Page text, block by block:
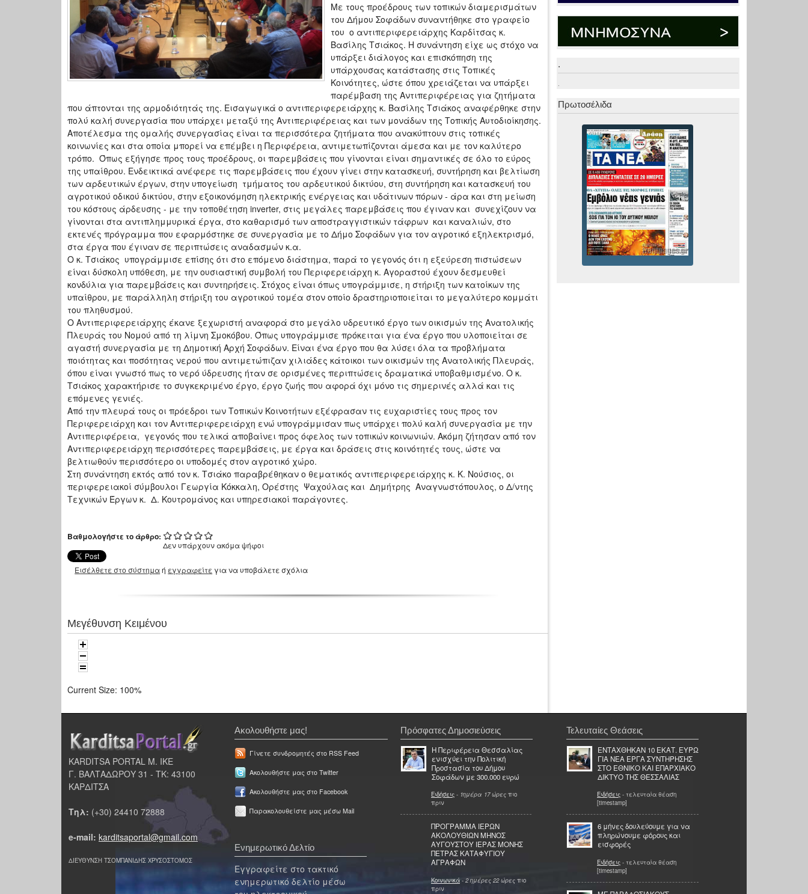
Με τους προέδρους των τοπικών διαμερισμάτων
του Δήμου Σοφάδων συναντήθηκε στο γραφείο
του ο αντιπεριφερειάρχης Καρδίτσας κ.
Βασίλης Τσιάκος. Η συνάντηση είχε ως στόχο να
υπάρξει διάλογος και επισκόπηση της
υπάρχουσας κατάστασης στις Τοπικές
Κοινότητες, ώστε όπου χρειάζεται να υπάρξει
παρέμβαση της Αντιπεριφέρειας για ζητήματα
που άπτονται της αρμοδιότητάς της. Εισαγωγικά ο αντιπεριφερειάρχης κ. Βασίλης Τσιάκος αναφέρθηκε στην
πολύ καλή συνεργασία που υπάρχει μεταξύ της Αντιπεριφέρειας και των μονάδων της Τοπικής Αυτοδιοίκησης.
Αποτέλεσμα της ομαλής συνεργασίας είναι τα περισσότερα ζητήματα που ανακύπτουν στις τοπικές
κοινωνίες και στα οποία μπορεί να επέμβει η Περιφέρεια, αντιμετωπίζονται άμεσα και με τον καλύτερο
τρόπο. Όπως εξήγησε προς τους προέδρους, οι παρεμβάσεις που γίνονται είναι σημαντικές σε όλο το εύρος
της υπαίθρου. Ενδεικτικά ανέφερε τις παρεμβάσεις που έχουν γίνει στην κατασκευή, συντήρηση και βελτίωση
των αρδευτικών έργων, στην υπογείωση τμήματος του αρδευτικού δικτύου, στη συντήρηση και κατασκευή του
αγροτικού οδικού δικτύου, στην εξοικονόμηση ηλεκτρικής ενέργειας και υδάτινων πόρων - άρα και στη μείωση
του κόστους άρδευσης - με την τοποθέτηση inverter, στις μεγάλες παρεμβάσεις που έγιναν και συνεχίζουν να
γίνονται στα αντιπλημμυρικά έργα, στο καθαρισμό των αποστραγγιστικών τάφρων και καναλιών, στο
εκτενές πρόγραμμα που εφαρμόστηκε σε συνεργασία με το Δήμο Σοφάδων για τον αγροτικό εξηλεκτρισμό,
στα έργα που έγιναν σε περιπτώσεις αναδασμών κ.α.
Ο κ. Τσιάκος υπογράμμισε επίσης ότι στο επόμενο διάστημα, παρά το γεγονός ότι η εξεύρεση πιστώσεων
είναι δύσκολη υπόθεση, με την ουσιαστική συμβολή του Περιφερειάρχη κ. Αγοραστού έχουν δεσμευθεί
κονδύλια για παρεμβάσεις και συντηρήσεις. Στόχος είναι όπως υπογράμμισε, η στήριξη των κατοίκων της
υπαίθρου, με παράλληλη στήριξη του αγροτικού τομέα στον οποίο δραστηριοποιείται το μεγαλύτερο κομμάτι
του πληθυσμού.
Ο Αντιπεριφερειάρχης έκανε ξεχωριστή αναφορά στο μεγάλο υδρευτικό έργο των οικισμών της Ανατολικής
Πλευράς του Νομού από τη λίμνη Σμοκόβου. Όπως υπογράμμισε πρόκειται για ένα έργο που υλοποιείται σε
αγαστή συνεργασία με τη Δημοτική Αρχή Σοφάδων. Είναι ένα έργο που θα λύσει όλα τα προβλήματα
ποιότητας και ποσότητας νερού που αντιμετώπιζαν χιλιάδες κάτοικοι των οικισμών της Ανατολικής Πλευράς,
όπου είναι γνωστό πως το νερό ύδρευσης ήταν σε ορισμένες περιπτώσεις δραματικά υποβαθμισμένο. Ο κ.
Τσιάκος χαρακτήρισε το συγκεκριμένο έργο, έργο ζωής που αφορά όχι μόνο τις σημερινές αλλά και τις
επόμενες γενιές.
Από την πλευρά τους οι πρόεδροι των Τοπικών Κοινοτήτων εξέφρασαν τις ευχαριστίες τους προς τον
Περιφερειάρχη και τον Αντιπεριφερειάρχη ενώ υπογράμμισαν πως υπάρχει πολύ καλή συνεργασία με την
Αντιπεριφέρεια, γεγονός που τελικά αποβαίνει προς όφελος των τοπικών κοινωνιών. Ακόμη ζήτησαν από τον
Αντιπεριφερειάρχη περισσότερες παρεμβάσεις, με έργα και δράσεις στις κοινότητές τους, ώστε να
βελτιωθούν περισσότερο οι υποδομές στον αγροτικό χώρο.
Στη συνάντηση εκτός από τον κ. Τσιάκο παραβρέθηκαν ο θεματικός αντιπεριφερειάρχης κ. Κ. Νούσιος, οι
περιφερειακοί σύμβουλοι Γεωργία Κόκκαλη, Ορέστης Ψαχούλας και Δημήτρης Αναγνωστόπουλος, ο Δ/ντης
Τεχνικών Έργων κ. Δ. Κουτρομάνος και υπηρεσιακοί παράγοντες.
Βαθμολογήστε το άρθρο:
Δεν υπάρχουν ακόμα ψήφοι
Εισέλθετε στο σύστημαή εγγραφείτε για να υποβάλετε σχόλια
Μεγέθυνση Κειμένου
Current Size: 100%
.
.
Πρωτοσέλιδα
KARDITSA PORTAL Μ. ΙΚΕ
Γ. ΒΑΛΤΑΔΩΡΟΥ 31 - ΤΚ: 43100
ΚΑΡΔΙΤΣΑ
Τηλ: (+30) 24410 72888
e-mail: karditsaportal@gmail.com
ΔΙΕΥΘΥΝΣΗ ΤΣΟΜΠΑΝΙΔΗΣ ΧΡΥΣΟΣΤΟΜΟΣ
Ακολουθήστε μας!
Γίνετε συνδρομητές στο RSS Feed
Ακολουθήστε μας στο Twitter
Ακολουθήστε μας στο Facebook
Παρακολουθείστε μας μέσω Mail
Ενημερωτικό Δελτίο
Εγγραφείτε στο τακτικό
ενημερωτικό δελτίο μέσω
Πρόσφατες Δημοσιεύσεις
Η Περιφέρεια Θεσσαλίας
ενισχύει την Πολιτική
Προστασία του Δήμου
Σοφάδων με 300.000 ευρώ
Ειδήσεις - 1ημέρα 17 ώρες πιο
πριν
ΠΡΟΓΡΑΜΜΑ ΙΕΡΩΝ
ΑΚΟΛΟΥΘΙΩΝ ΜΗΝΟΣ
ΑΥΓΟΥΣΤΟΥ ΙΕΡΑΣ ΜΟΝΗΣ
ΠΕΤΡΑΣ ΚΑΤΑΦΥΓΙΟΥ
ΑΓΡΑΦΩΝ
Κοινωνικά - 2 ημέρες 22 ώρες πιο
πριν
Τελευταίες Θεάσεις
ΕΝΤΑΧΘΗΚΑΝ 10 ΕΚΑΤ. ΕΥΡΩ
ΓΙΑ ΝΕΑ ΕΡΓΑ ΣΥΝΤΗΡΗΣΗΣ
ΣΤΟ ΕΘΝΙΚΟ ΚΑΙ ΕΠΑΡΧΙΑΚΟ
ΔΙΚΤΥΟ ΤΗΣ ΘΕΣΣΑΛΙΑΣ
Ειδήσεις - τελευταία θέαση
[timestamp]
6 μήνες δουλεύουμε για να
πληρώνουμε φόρους και
εισφορές
Ειδήσεις - τελευταία θέαση
[timestamp]